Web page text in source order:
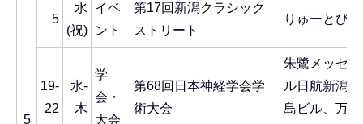
5
5
水
(祝)
イベ
ント
第17回新潟クラシック
ストリート
りゅーとぴ
19-
22
水-
木
学
会・
大会
第68回日本神経学会学
術大会
朱鷺メッセ
ル日航新潟
島ビル、万